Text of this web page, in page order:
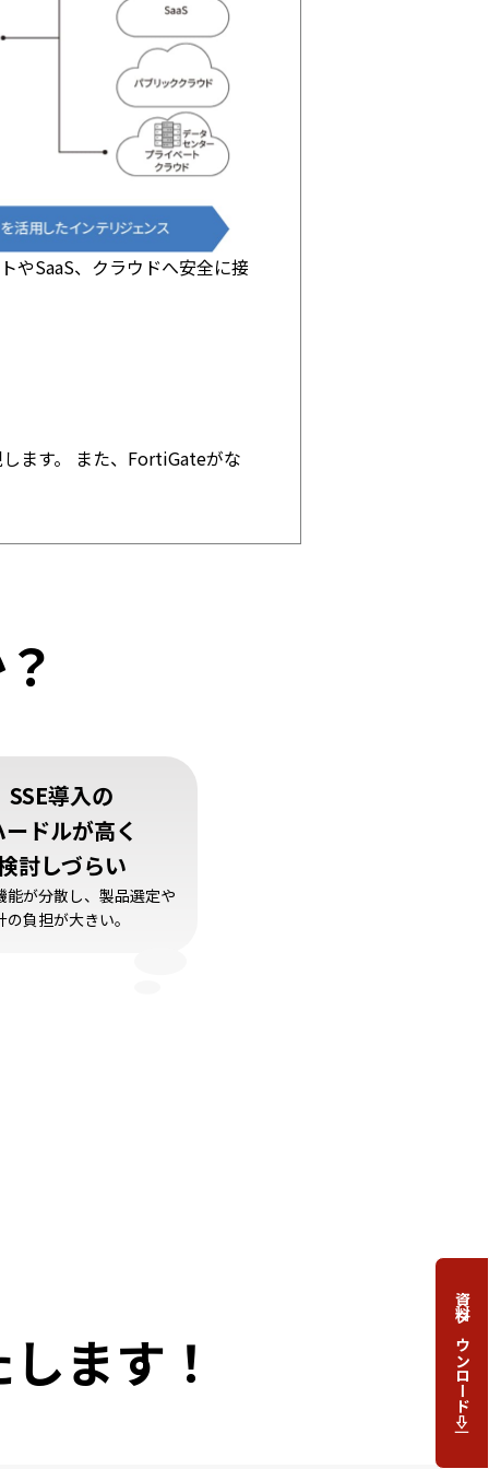
やSaaS、クラウドへ安全に接
ます。 また、FortiGateがな
SSE導入の
ードルが高く
討しづらい
能が分散し、製品選定や
負担が大きい。
ます！ 資料ダウンロード